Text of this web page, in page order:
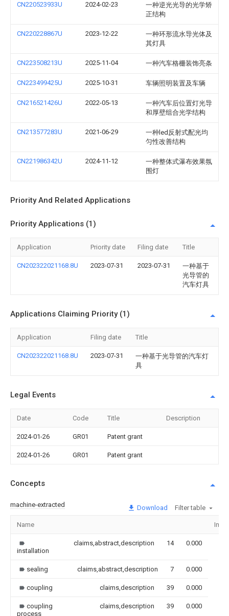
CN220523933U 2024-02-23
一种逆光光导的光学矫
正结构
CN220228867U 2023-12-22
一种环形流水导光体及
其灯具
CN223508213U 2025-11-04 一种汽车格栅装饰亮条
CN223499425U 2025-10-31 车辆照明装置及车辆
CN216521426U 2022-05-13
一种汽车后位置灯光导
和厚壁组合光学结构
CN213577283U 2021-06-29
一种led反射式配光均
匀性改善结构
CN221986342U 2024-11-12
一种整体式瀑布效果氛
围灯
Priority And Related Applications
Priority Applications (1)
Application Priority date Filing date Title
CN202322021168.8U 2023-07-31 2023-07-31
一种基于
光导管的
汽车灯具
Applications Claiming Priority (1)
Application Filing date Title
CN202322021168.8U 2023-07-31
一种基于光导管的汽车灯
具
Legal Events
Date Code Title Description
2024-01-26 GR01 Patent grant
2024-01-26 GR01 Patent grant
Concepts
machine-extracted Download Filter table
Name
installation
claims,abstract,description 14 0.000
sealing claims,abstract,description 7 0.000
coupling claims,description 39 0.000
coupling
process
claims,description 39 0.000